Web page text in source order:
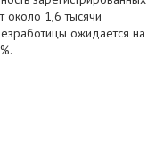
около 1,6 тысячи
ожидается на